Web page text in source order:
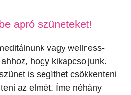
apró szüneteket!
vagy wellness-
hogy kikapcsoljunk.
is segíthet csökkenteni
az elmét. Íme néhány